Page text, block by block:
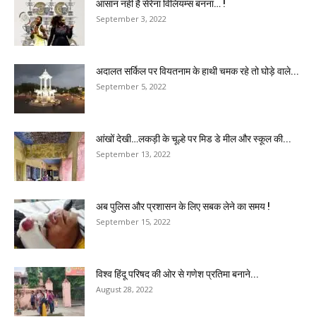
आसान नहीं है सेरेना विलियम्स बनना… !
September 3, 2022
अदालत सर्किल पर वियतनाम के हाथी चमक रहे तो घोड़े वाले...
September 5, 2022
आंखों देखी…लकड़ी के चूल्हे पर मिड डे मील और स्कूल की...
September 13, 2022
अब पुलिस और प्रशासन के लिए सबक लेने का समय !
September 15, 2022
विश्व हिंदू परिषद की ओर से गणेश प्रतिमा बनाने...
August 28, 2022